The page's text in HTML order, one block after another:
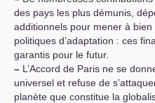
des pays les plus démunis,
additionnels pour mener à
politiques d’adaptation : ces
garantis pour le futur.
– L’Accord de Paris ne se
universel et refuse de
planète que constitue la